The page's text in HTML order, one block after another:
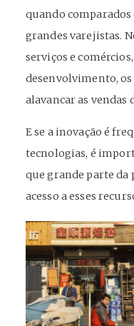
quando
grandes varejistas.
serviços e
desenvolvimento,
alavancar as vendas
E se a inovação é
tecnologias, é
que grande parte da
acesso a esses